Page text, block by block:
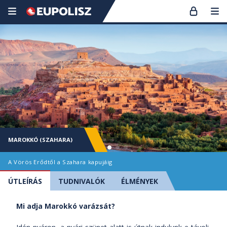
MAROKKÓ (SZAHARA)
A Vörös Erődtől a Szahara kapujáig
ÚTLEÍRÁS TUDNIVALÓK ÉLMÉNYEK
Mi adja Marokkó varázsát?